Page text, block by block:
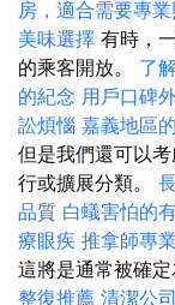
房，適合需要專
美味選擇 有時，
的乘客開放。 了
的紀念 用戶口碑
訟煩惱 嘉義地區
但是我們還可以
行或擴展分類。
品質 白蟻害怕的
療眼疾 推拿師專
這將是通常被確
整復推薦 清潔公